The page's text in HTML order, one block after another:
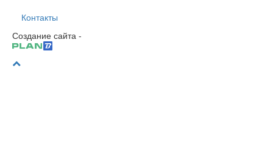
Контакты
Создание сайта -